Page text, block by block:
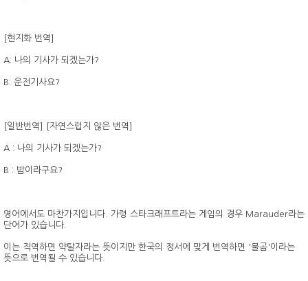
[현지화 번역]
A: 나의 기사가 되겠는가?
B: 운전기사요?
[일반번역] [자연스럽지 않은 번역]
A : 나의 기사가 되겠는가?
B : 밤이라구요?
영어에서도 마찬가지입니다. 가령 스타크래프트라는 게임의 경우 Marauder라는
단어가 있습니다.
이는 직역하면 약탈자라는 뜻이지만 한국의 정서에 맞게 번역하면 '불곰'이라는
뜻으로 번역될 수 있습니다.